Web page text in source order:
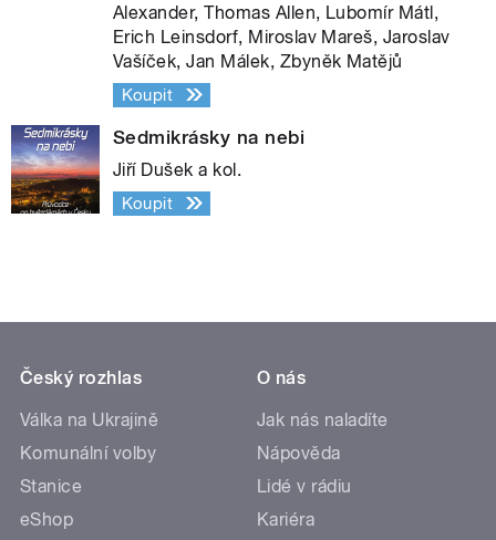
Alexander, Thomas Allen, Lubomír Mátl,
Erich Leinsdorf, Miroslav Mareš, Jaroslav
Vašíček, Jan Málek, Zbyněk Matějů
Koupit
Sedmikrásky na nebi
Jiří Dušek a kol.
Koupit
Český rozhlas
Válka na Ukrajině
Komunální volby
Stanice
eShop
O nás
Jak nás naladíte
Nápověda
Lidé v rádiu
Kariéra